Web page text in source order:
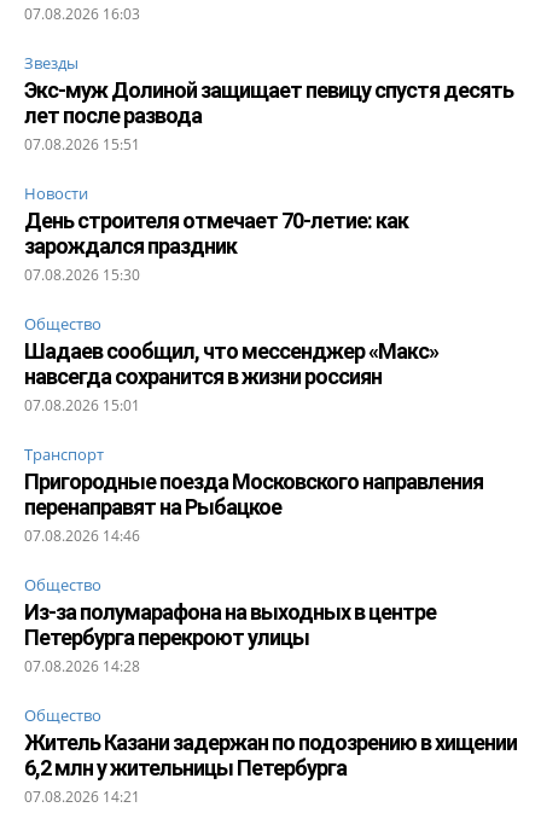
07.08.2026 16:03
Звезды
Экс-муж Долиной защищает певицу спустя десять
лет после развода
07.08.2026 15:51
Новости
День строителя отмечает 70-летие: как
зарождался праздник
07.08.2026 15:30
Общество
Шадаев сообщил, что мессенджер «Макс»
навсегда сохранится в жизни россиян
07.08.2026 15:01
Транспорт
Пригородные поезда Московского направления
перенаправят на Рыбацкое
07.08.2026 14:46
Общество
Из-за полумарафона на выходных в центре
Петербурга перекроют улицы
07.08.2026 14:28
Общество
Житель Казани задержан по подозрению в хищении
6,2 млн у жительницы Петербурга
07.08.2026 14:21